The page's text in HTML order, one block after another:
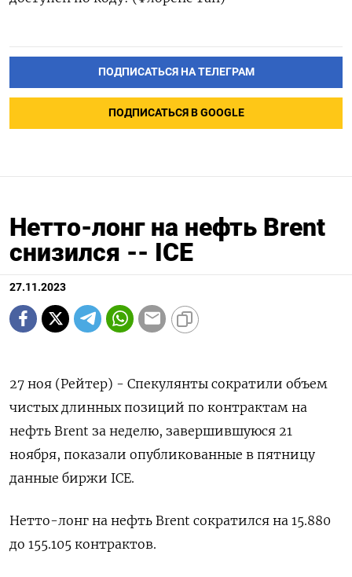
ПОДПИСАТЬСЯ НА ТЕЛЕГРАМ
ПОДПИСАТЬСЯ В GOOGLE
Нетто-лонг на нефть Brent
снизился -- ICE
27.11.2023
27 ноя (Рейтер) - Спекулянты сократили объем
чистых длинных позиций по контрактам на
нефть Brent за неделю, завершившуюся 21
ноября, показали опубликованные в пятницу
данные биржи ICE.
Нетто-лонг на нефть Brent сократился на 15.880
до 155.105 контрактов.